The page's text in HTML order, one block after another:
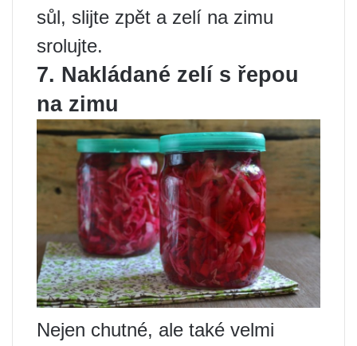
sůl, slijte zpět a zelí na zimu
srolujte.
7. Nakládané zelí s řepou
na zimu
Nejen chutné, ale také velmi